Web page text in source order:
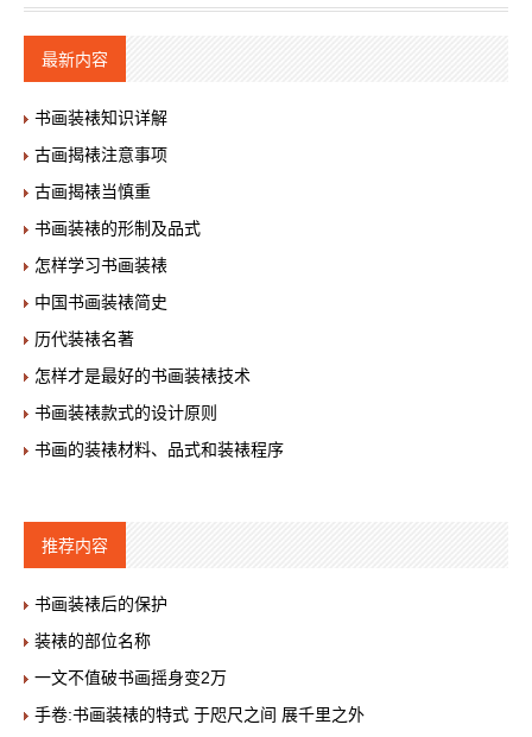
最新内容
书画装裱知识详解
古画揭裱注意事项
古画揭裱当慎重
书画装裱的形制及品式
怎样学习书画装裱
中国书画装裱简史
历代装裱名著
怎样才是最好的书画装裱技术
书画装裱款式的设计原则
书画的装裱材料、品式和装裱程序
推荐内容
书画装裱后的保护
装裱的部位名称
一文不值破书画摇身变2万
手卷:书画装裱的特式 于咫尺之间 展千里之外